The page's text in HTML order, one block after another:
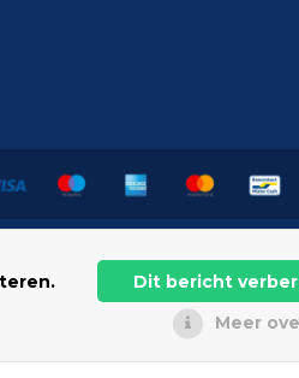
Dit bericht
Meer